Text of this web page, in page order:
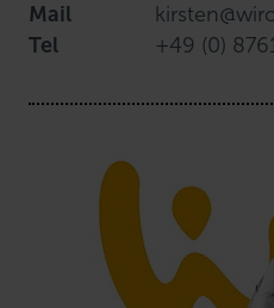
Mail
Tel
+49 (0)